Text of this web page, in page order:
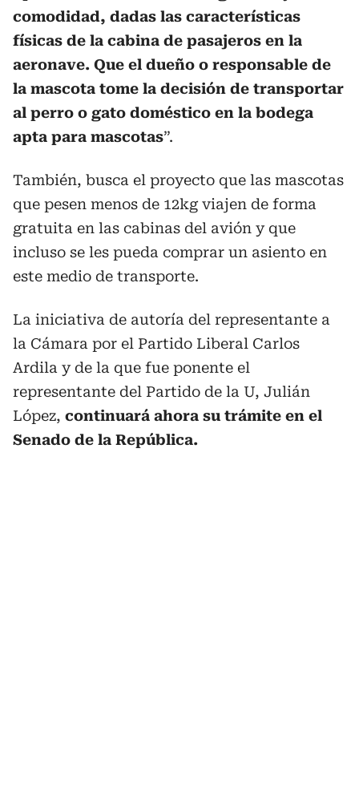
comodidad, dadas las características
físicas de la cabina de pasajeros en la
aeronave. Que el dueño o responsable de
la mascota tome la decisión de transportar
al perro o gato doméstico en la bodega
apta para mascotas”.
También, busca el proyecto que las mascotas
que pesen menos de 12kg viajen de forma
gratuita en las cabinas del avión y que
incluso se les pueda comprar un asiento en
este medio de transporte.
La iniciativa de autoría del representante a
la Cámara por el Partido Liberal Carlos
Ardila y de la que fue ponente el
representante del Partido de la U, Julián
López, continuará ahora su trámite en el
Senado de la República.